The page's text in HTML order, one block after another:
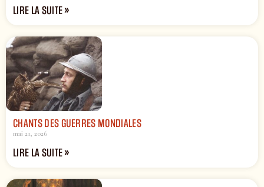
LIRE LA SUITE »
CHANTS DES GUERRES MONDIALES
mai 21, 2026
LIRE LA SUITE »